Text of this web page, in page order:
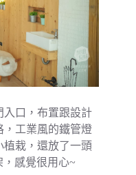
入口，布置跟設計
，工業風的鐵管燈
植栽，還放了一頭
感覺很用心~